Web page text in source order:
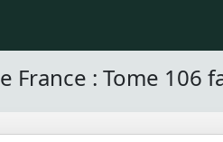
: Tome 106